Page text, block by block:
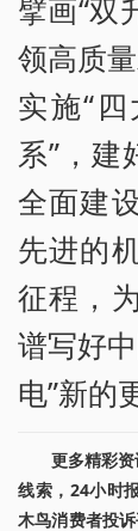
擘画“双
领高质
实施“
系”，建
全面建
先进的
征程，
谱写好
电”新的
更多精彩
线索，24小时
木鸟消费者投